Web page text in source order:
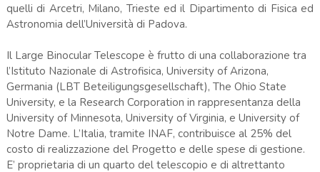
quelli di Arcetri, Milano, Trieste ed il Dipartimento di Fisica ed
Astronomia dell’Università di Padova.
Il Large Binocular Telescope è frutto di una collaborazione tra
l’Istituto Nazionale di Astrofisica, University of Arizona,
Germania (LBT Beteiligungsgesellschaft), The Ohio State
University, e la Research Corporation in rappresentanza della
University of Minnesota, University of Virginia, e University of
Notre Dame. L’Italia, tramite INAF, contribuisce al 25% del
costo di realizzazione del Progetto e delle spese di gestione.
E’ proprietaria di un quarto del telescopio e di altrettanto